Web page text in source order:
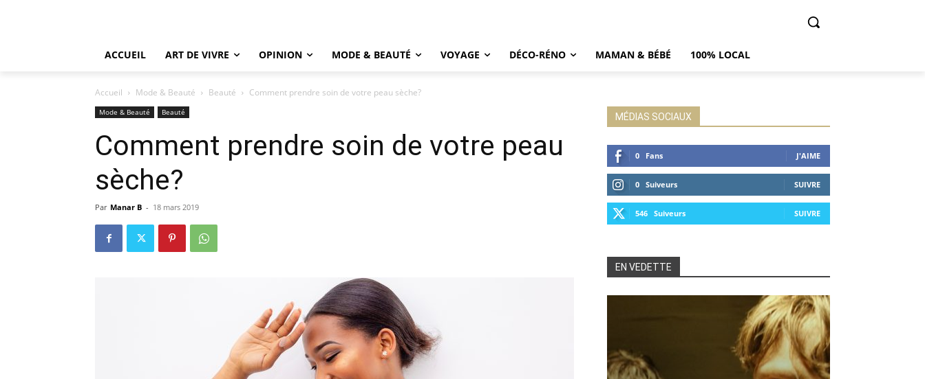
ACCUEIL ART DE VIVRE OPINION MODE & BEAUTÉ VOYAGE DÉCO-RÉNO MAMAN & BÉBÉ 100% LOCAL
Accueil Mode & Beauté Beauté Comment prendre soin de votre peau sèche?
Mode & Beauté Beauté
Comment prendre soin de votre peau
sèche?
Par Manar B - 18 mars 2019
MÉDIAS SOCIAUX
0 Fans J'AIME
0 Suiveurs SUIVRE
546 Suiveurs SUIVRE
EN VEDETTE